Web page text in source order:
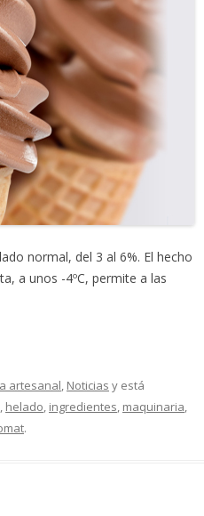
normal, del 3 al 6%. El hecho
a unos -4ºC, permite a las
artesanal, Noticias y está
, helado, ingredientes, maquinaria,
.